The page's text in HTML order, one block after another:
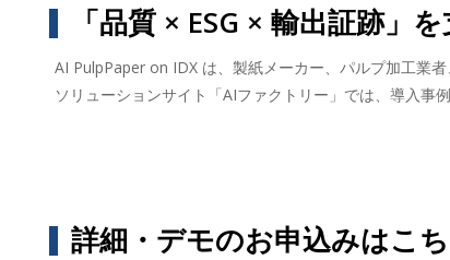
「品質 × ESG × 輸出証跡」
AI PulpPaper on IDX は、製紙メーカー、パルプ加工業
ソリューションサイト「AIファクトリー」では、導入事
詳細・デモのお申込みはこち